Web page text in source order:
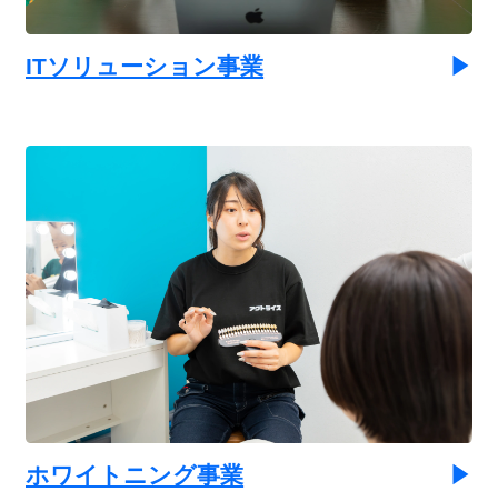
ITソリューション事業
ホワイトニング事業